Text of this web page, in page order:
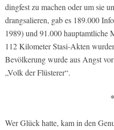
dingfest zu machen oder um sie
drangsalieren, gab es 189.000
1989) und 91.000 hauptamtliche
112 Kilometer Stasi-Akten
Bevölkerung wurde aus Angst
„Volk der Flüsterer“.
*
Wer Glück hatte, kam in den